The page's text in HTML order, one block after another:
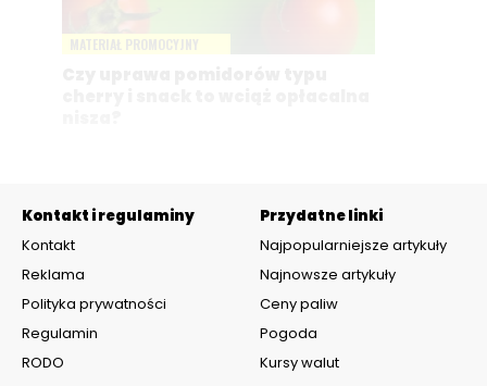
Kontakt i regulaminy
Kontakt
Reklama
Polityka prywatności
Regulamin
RODO
Przydatne linki
Najpopularniejsze artykuły
Najnowsze artykuły
Ceny paliw
Pogoda
Kursy walut